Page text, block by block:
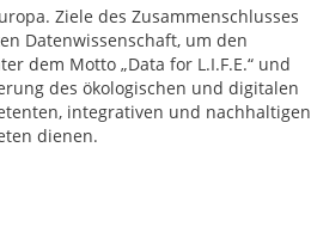
Ziele des Zusammenschlusses
Datenwissenschaft, um den
dem Motto „Data for L.I.F.E.“ und
des ökologischen und digitalen
integrativen und nachhaltigen
dienen.